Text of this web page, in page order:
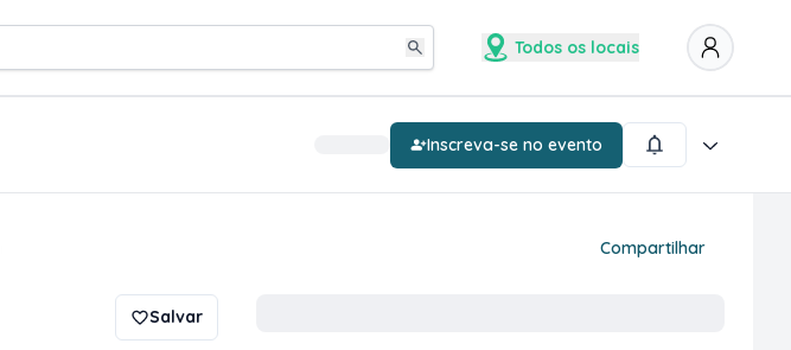
Todos os locais
Inscreva-se no evento
Compartilhar
Salvar